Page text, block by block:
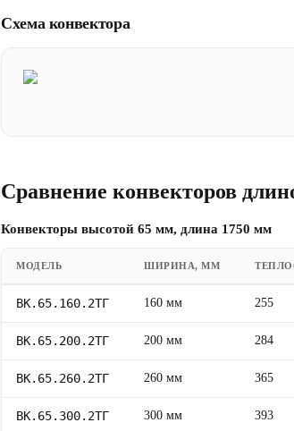
Схема конвектора
Сравнение конвекторов
Конвекторы высотой 65 мм, длина 1750 мм
МОДЕЛЬ ШИРИНА, ММ
ВК.65.160.2ТГ 160 мм 255
ВК.65.200.2ТГ 200 мм 284
ВК.65.260.2ТГ 260 мм 365
ВК.65.300.2ТГ 300 мм 393